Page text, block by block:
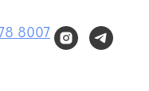
8007